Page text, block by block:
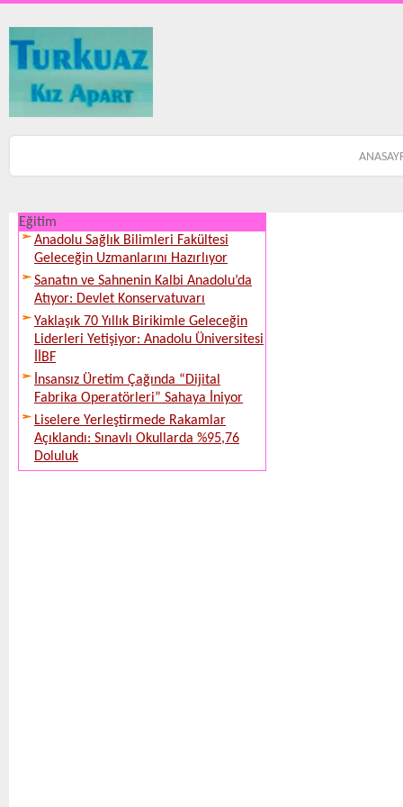
Eğitim
Anadolu Sağlık Bilimleri Fakültesi
Geleceğin Uzmanlarını Hazırlıyor
Sanatın ve Sahnenin Kalbi Anadolu’da
Atıyor: Devlet Konservatuvarı
Yaklaşık 70 Yıllık Birikimle Geleceğin
Liderleri Yetişiyor: Anadolu Üniversitesi
İİBF
İnsansız Üretim Çağında “Dijital
Fabrika Operatörleri” Sahaya İniyor
Liselere Yerleştirmede Rakamlar
Açıklandı: Sınavlı Okullarda %95,76
Doluluk